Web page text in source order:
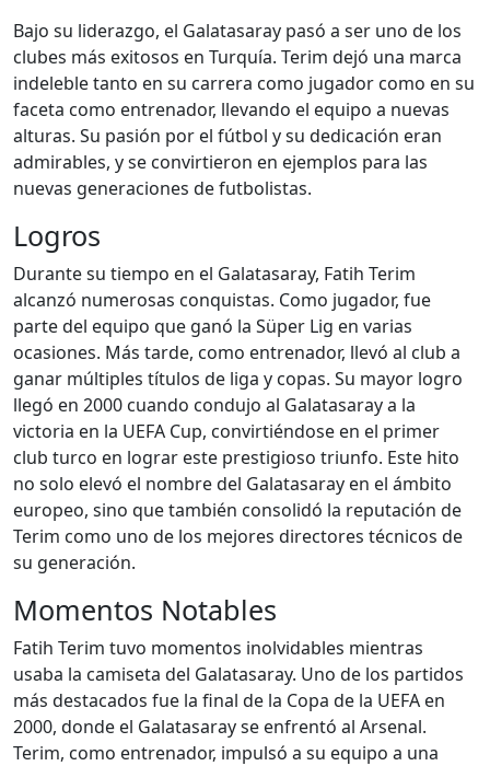
Bajo su liderazgo, el Galatasaray pasó a ser uno de los
clubes más exitosos en Turquía. Terim dejó una marca
indeleble tanto en su carrera como jugador como en su
faceta como entrenador, llevando el equipo a nuevas
alturas. Su pasión por el fútbol y su dedicación eran
admirables, y se convirtieron en ejemplos para las
nuevas generaciones de futbolistas.
Logros
Durante su tiempo en el Galatasaray, Fatih Terim
alcanzó numerosas conquistas. Como jugador, fue
parte del equipo que ganó la Süper Lig en varias
ocasiones. Más tarde, como entrenador, llevó al club a
ganar múltiples títulos de liga y copas. Su mayor logro
llegó en 2000 cuando condujo al Galatasaray a la
victoria en la UEFA Cup, convirtiéndose en el primer
club turco en lograr este prestigioso triunfo. Este hito
no solo elevó el nombre del Galatasaray en el ámbito
europeo, sino que también consolidó la reputación de
Terim como uno de los mejores directores técnicos de
su generación.
Momentos Notables
Fatih Terim tuvo momentos inolvidables mientras
usaba la camiseta del Galatasaray. Uno de los partidos
más destacados fue la final de la Copa de la UEFA en
2000, donde el Galatasaray se enfrentó al Arsenal.
Terim, como entrenador, impulsó a su equipo a una